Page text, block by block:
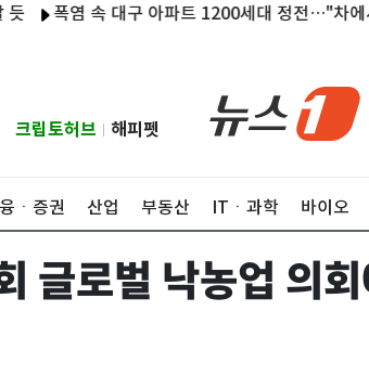
폭염 속 대구 아파트 1200세대 정전…"차에서 에
크립토허브 해피펫
ㆍ증권 산업 부동산 ITㆍ과학 바이오
글로벌 낙농업 의